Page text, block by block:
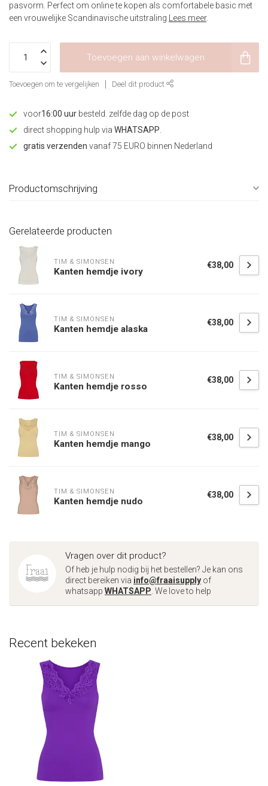
pasvorm. Perfect om online te kopen als comfortabele basic met
een vrouwelijke Scandinavische uitstraling
Lees meer.
Toevoegen aan winkelwagen
Toevoegen om te vergelijken Deel dit product
voor16:00 uur besteld. zelfde dag op de post
direct shopping hulp via WHATSAPP
gratis verzenden vanaf 75 EURO binnen Nederland
Productomschrijving
Gerelateerde producten
TIM & SIMONSEN
Kanten hemdje ivory
€38,00
TIM & SIMONSEN
Kanten hemdje alaska
€38,00
TIM & SIMONSEN
Kanten hemdje rosso
€38,00
TIM & SIMONSEN
Kanten hemdje mango
€38,00
TIM & SIMONSEN
Kanten hemdje nudo
€38,00
Vragen over dit product?
Of heb je hulp nodig bij het bestellen? Je kan ons
direct bereiken via info@fraaisupply of
whatsapp WHATSAPP . We love to help
Recent bekeken